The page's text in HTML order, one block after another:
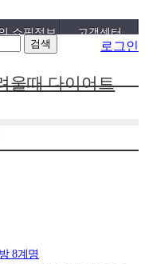
쇼핑정보 고객센터
로그인
울때 다이어트
, 자연 분해되는
, 동해안 산불
워너브라더스
가, 10대 청소년
가득 제철나물,
알레르기 비염
8계명